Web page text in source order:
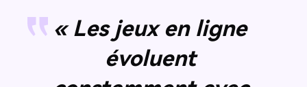
« Les jeux en ligne
évoluent